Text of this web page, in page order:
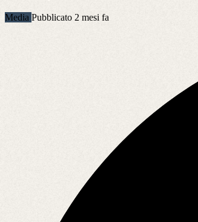
Media Pubblicato 2 mesi fa